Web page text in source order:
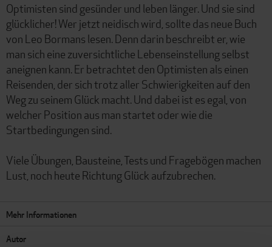
Optimisten sind gesünder und leben länger. Und sie sind
glücklicher! Wer jetzt neidisch wird, sollte das neue Buch
von Leo Bormans lesen. Denn darin beschreibt er, wie
man sich eine zuversichtliche Lebenseinstellung selbst
aneignen kann. Er betrachtet den Optimisten als einen
Reisenden, der sich trotz aller Schwierigkeiten auf den
Weg zu seinem Glück macht. Und dabei ist es egal, von
welcher Position aus man startet oder wie die
Startbedingungen sind.
Viele Übungen, Bausteine, Tests und Fragebögen machen
Lust, noch heute Richtung Glück aufzubrechen.
Mehr Informationen
Autor